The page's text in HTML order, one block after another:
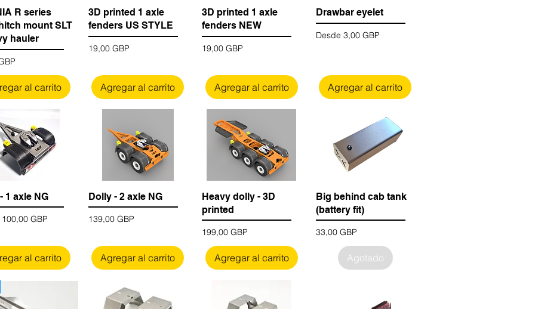
R series
mount SLT
hauler
al carrito
3D printed 1 axle
fenders US STYLE
Precio
19,00 GBP
Agregar al carrito
3D printed 1 axle
fenders NEW
Precio
19,00 GBP
Agregar al carrito
Drawbar eyelet
Desde 3,00 GBP
Precio de oferta
Agregar al carrito
1 axle NG
100,00 GBP
oferta
al carrito
Dolly - 2 axle NG
Precio
139,00 GBP
Agregar al carrito
Heavy dolly - 3D
printed
Precio
199,00 GBP
Agregar al carrito
Big behind cab tank
(battery fit)
Precio
33,00 GBP
Agotado